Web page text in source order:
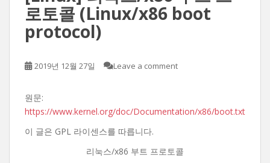
로토콜 (Linux/x86 boot
protocol)
2019년 12월 27일 Leave a comment
원문:
https://www.kernel.org/doc/Documentation/x86/boot.txt
이 글은 GPL 라이센스를 따릅니다.
리눅스/x86 부트 프로토콜